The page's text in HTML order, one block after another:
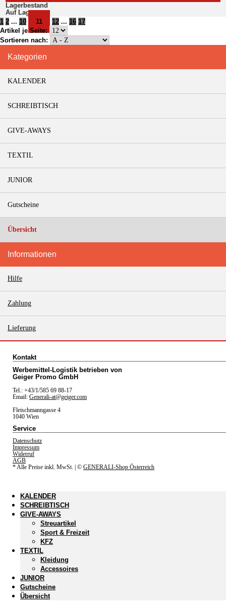
Lagerbestand
Auf Lager
1 2 ... 10 11 12 ... 16 17
Artikel je Seite:
Sortieren nach:
Kategorien
KALENDER
SCHREIBTISCH
GIVE-AWAYS
TEXTIL
JUNIOR
Gutscheine
Übersicht
Informationen
Hilfe
Zahlung
Lieferung
Kontakt
Werbemittel-Logistik betrieben von
Geiger Promo GmbH
Tel.: +43/1/585 69 88-17
Email: Generali-at@geiger.com
Fleischmanngasse 4
1040 Wien
Service
Datenschutz
Impressum
Widerruf
AGB
* Alle Preise inkl. MwSt.
| © GENERALI-Shop Österreich
KALENDER
SCHREIBTISCH
GIVE-AWAYS
Streuartikel
Sport & Freizeit
KFZ
TEXTIL
Kleidung
Accessoires
JUNIOR
Gutscheine
Übersicht